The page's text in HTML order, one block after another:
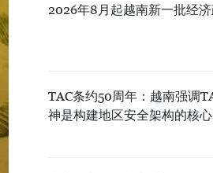
2026年8月起越南新一批经
TAC条约50周年：越南强调
神是构建地区安全架构的核心